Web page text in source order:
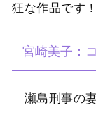
狂な作品です！
宮崎美子：
瀬島刑事の